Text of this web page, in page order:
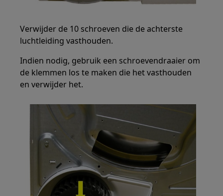
Verwijder de 10 schroeven die de achterste
luchtleiding vasthouden.
Indien nodig, gebruik een schroevendraaier om
de klemmen los te maken die het vasthouden
en verwijder het.